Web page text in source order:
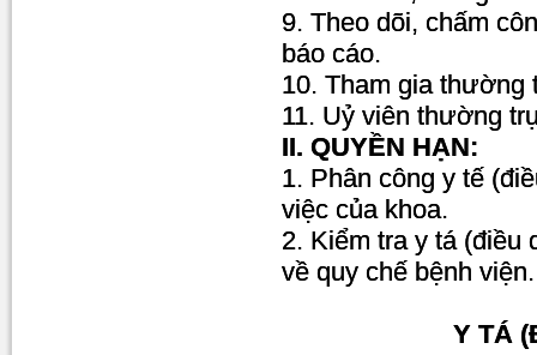
9. Theo dõi, chấm
báo cáo.
10. Tham gia
11. Uỷ viên thường
II. QUYỀN HẠN:
1. Phân công y tế
việc của khoa.
2. Kiểm tra y tá
về quy chế bệnh viện.
Y TÁ